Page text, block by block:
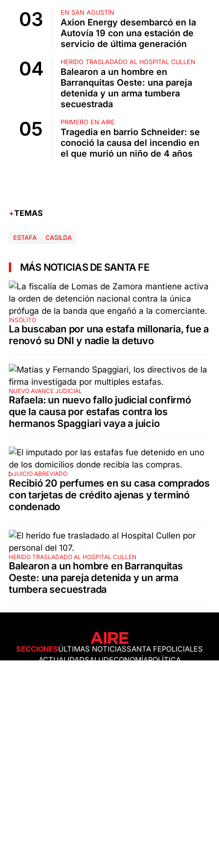
EN SAN AGUSTÍN
Axion Energy desembarcó en la
Autovía 19 con una estación de
servicio de última generación
HERIDO TRASLADADO AL HOSPITAL CULLEN
Balearon a un hombre en
Barranquitas Oeste: una pareja
detenida y un arma tumbera
secuestrada
PRIMERO EN AIRE
Tragedia en barrio Schneider: se
conoció la causa del incendio en
el que murió un niño de 4 años
TEMAS
ESTAFA CASILDA
MÁS NOTICIAS DE SANTA FE
INSÓLITO
La buscaban por una estafa millonaria, fue a
renovó su DNI y nadie la detuvo
NUEVO AVANCE JUDICIAL
Rafaela: un nuevo fallo judicial confirmó
que la causa por estafas contra los
hermanos Spaggiari vaya a juicio
JUICIO ABREVIADO
Recibió 20 perfumes en su casa comprados
con tarjetas de crédito ajenas y terminó
condenado
HERIDO TRASLADADO AL HOSPITAL CULLEN
Balearon a un hombre en Barranquitas
Oeste: una pareja detenida y un arma
tumbera secuestrada
SECCIONESÚLTIMAS NOTICIASSANTA FEPOLICIALES
ACTUALIDADSALUDECONOMÍAPOLÍTICA